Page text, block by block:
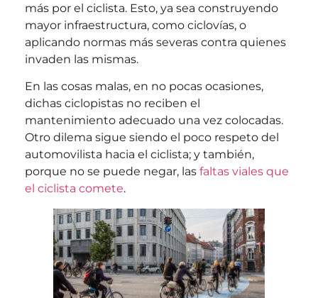
más por el ciclista. Esto, ya sea construyendo
mayor infraestructura, como ciclovías, o
aplicando normas más severas contra quienes
invaden las mismas.
En las cosas malas, en no pocas ocasiones,
dichas ciclopistas no reciben el
mantenimiento adecuado una vez colocadas.
Otro dilema sigue siendo el poco respeto del
automovilista hacia el ciclista; y también,
porque no se puede negar, las faltas viales que
el ciclista comete.